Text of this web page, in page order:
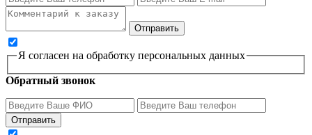
Я согласен на обработку персональных данных
Обратный звонок